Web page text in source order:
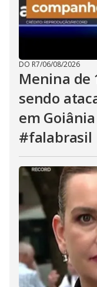
DO R7/06/08/2026
Menina de
sendo
em
#falabrasil